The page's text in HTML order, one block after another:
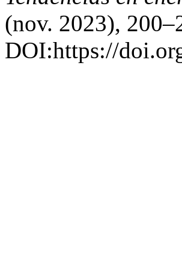
(nov. 2023),
DOI:https://